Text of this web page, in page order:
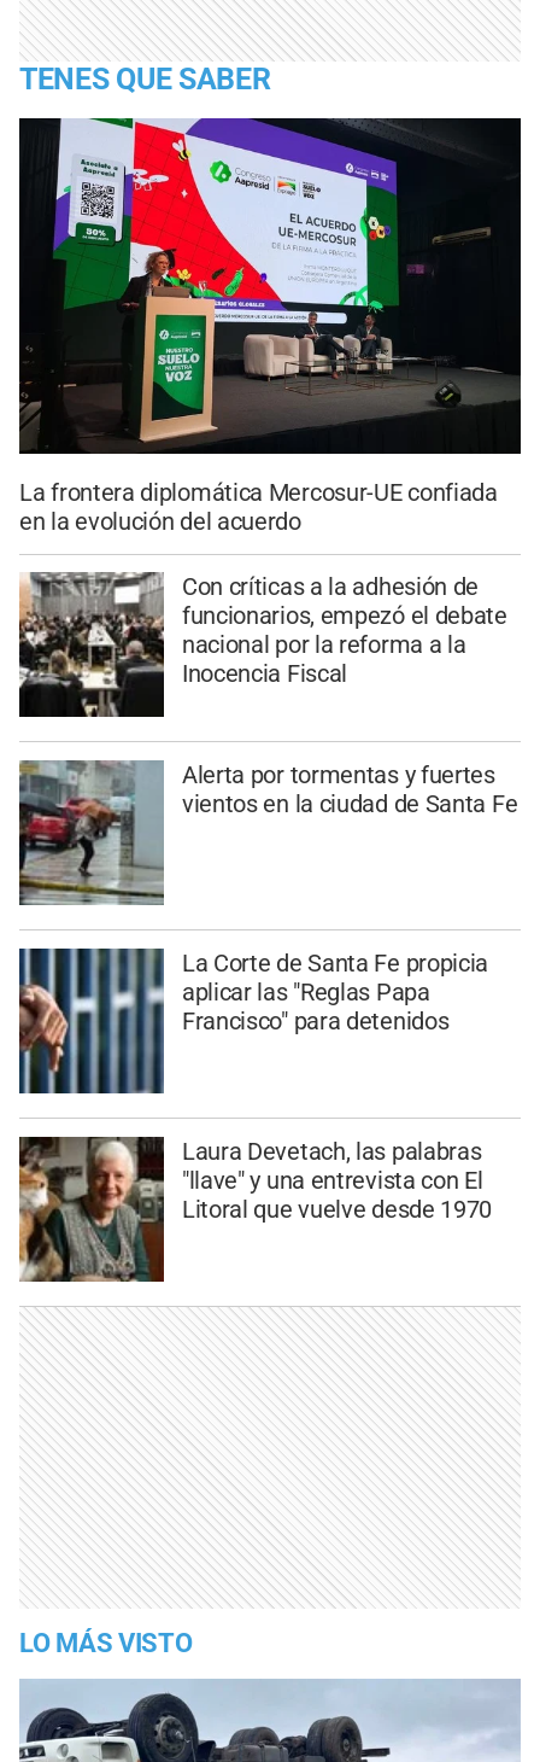
TENES QUE SABER
La frontera diplomática Mercosur-UE confiada
en la evolución del acuerdo
Con críticas a la adhesión de
funcionarios, empezó el debate
nacional por la reforma a la
Inocencia Fiscal
Alerta por tormentas y fuertes
vientos en la ciudad de Santa Fe
La Corte de Santa Fe propicia
aplicar las "Reglas Papa
Francisco" para detenidos
Laura Devetach, las palabras
"llave" y una entrevista con El
Litoral que vuelve desde 1970
LO MÁS VISTO